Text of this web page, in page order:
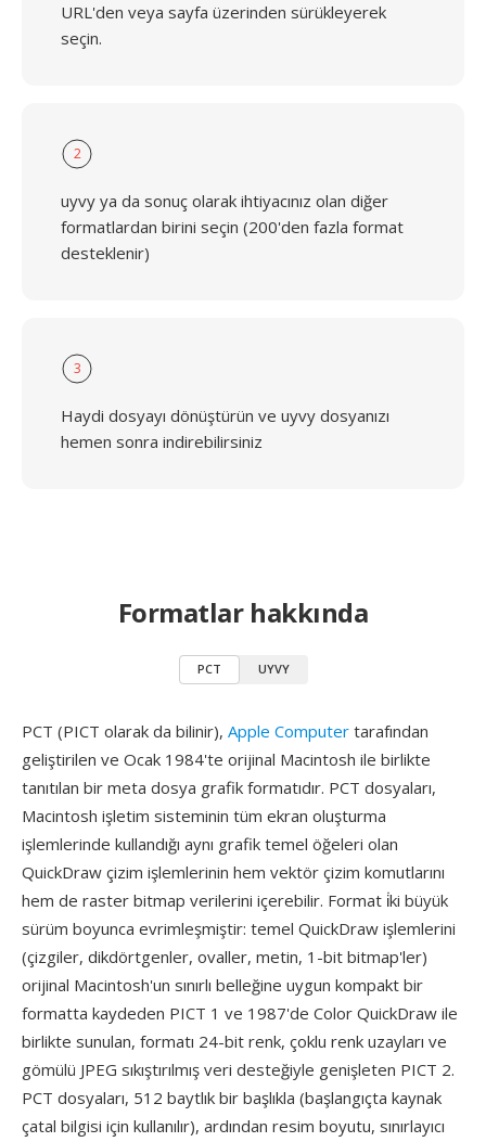
URL'den veya sayfa üzerinden sürükleyerek
seçin.
2
uyvy ya da sonuç olarak ihtiyacınız olan diğer
formatlardan birini seçin (200'den fazla format
desteklenir)
3
Haydi dosyayı dönüştürün ve uyvy dosyanızı
hemen sonra indirebilirsiniz
Formatlar hakkında
PCT UYVY
PCT (PICT olarak da bilinir), Apple Computer tarafından
geliştirilen ve Ocak 1984'te orijinal Macintosh ile birlikte
tanıtılan bir meta dosya grafik formatıdır. PCT dosyaları,
Macintosh işletim sisteminin tüm ekran oluşturma
işlemlerinde kullandığı aynı grafik temel öğeleri olan
QuickDraw çizim işlemlerinin hem vektör çizim komutlarını
hem de raster bitmap verilerini içerebilir. Format i̇ki büyük
sürüm boyunca evrimleşmiştir: temel QuickDraw işlemlerini
(çizgiler, dikdörtgenler, ovaller, metin, 1-bit bitmap'ler)
orijinal Macintosh'un sınırlı belleğine uygun kompakt bir
formatta kaydeden PICT 1 ve 1987'de Color QuickDraw ile
birlikte sunulan, formatı 24-bit renk, çoklu renk uzayları ve
gömülü JPEG sıkıştırılmış veri desteğiyle genişleten PICT 2.
PCT dosyaları, 512 baytlık bir başlıkla (başlangıçta kaynak
çatal bilgisi için kullanılır), ardından resim boyutu, sınırlayıcı